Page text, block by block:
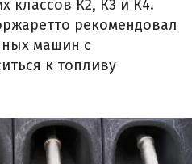
классов К2, К3 и К4.
рекомендовал
машин с
к топливу